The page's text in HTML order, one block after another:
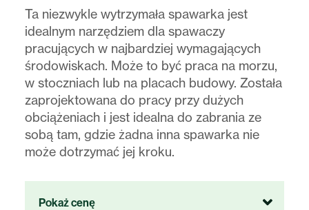
Ta niezwykle wytrzymała spawarka jest
idealnym narzędziem dla spawaczy
pracujących w najbardziej wymagających
środowiskach. Może to być praca na morzu,
w stoczniach lub na placach budowy. Została
zaprojektowana do pracy przy dużych
obciążeniach i jest idealna do zabrania ze
sobą tam, gdzie żadna inna spawarka nie
może dotrzymać jej kroku.
Pokaż cenę